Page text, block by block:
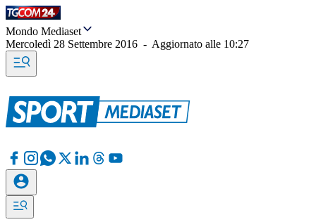
Mondo Mediaset
Mercoledì 28 Settembre 2016 - Aggiornato alle 10:27